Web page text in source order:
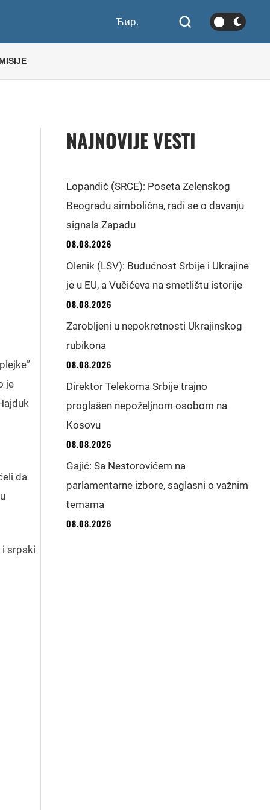
Ћир.
je
da
i srpski
NAJNOVIJE VESTI
Lopandić (SRCE): Poseta Zelenskog
Beogradu simbolična, radi se o davanju
signala Zapadu
08.08.2026
Olenik (LSV): Budućnost Srbije i Ukrajine
je u EU, a Vučićeva na smetlištu istorije
08.08.2026
Zarobljeni u nepokretnosti Ukrajinskog
rubikona
08.08.2026
Direktor Telekoma Srbije trajno
proglašen nepoželjnom osobom na
Kosovu
08.08.2026
Gajić: Sa Nestorovićem na
parlamentarne izbore, saglasni o važnim
temama
08.08.2026